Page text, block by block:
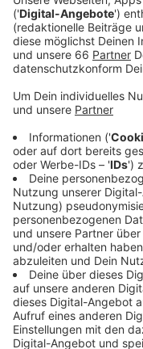
Veröffentlicht:
Anzeige
Tanaka hatte sich
rechten Knie
anschließenden
ergeben. Tanaka
der Schlussphase
ausgewechselt
22 Partien für die
Tanaka jetzt
Währenddessen
für das Heimspiel
Morgen
Mitglieder, am